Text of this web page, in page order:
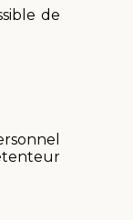
de